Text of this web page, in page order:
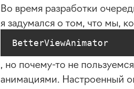
Во время разработки
я задумался о том, что мы,
BetterViewAnimator
, но почему-то не
анимациями. Настроенный